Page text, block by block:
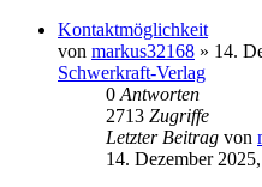
Kontaktmöglichkeit
von markus32168 » 14.
Schwerkraft-Verlag
0 Antworten
2713 Zugriffe
Letzter Beitrag von
14. Dezember